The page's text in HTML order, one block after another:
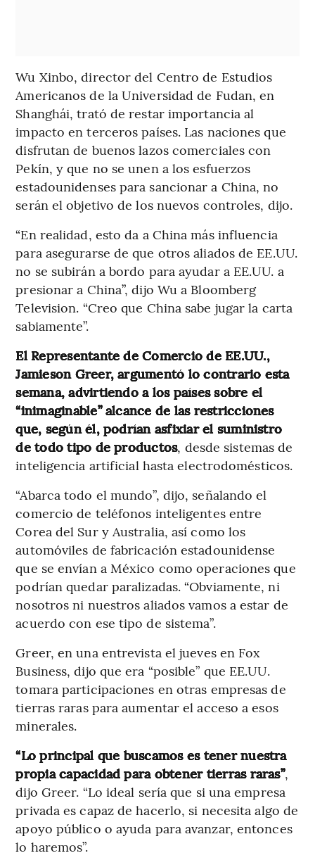
Wu Xinbo, director del Centro de Estudios
Americanos de la Universidad de Fudan, en
Shanghái, trató de restar importancia al
impacto en terceros países. Las naciones que
disfrutan de buenos lazos comerciales con
Pekín, y que no se unen a los esfuerzos
estadounidenses para sancionar a China, no
serán el objetivo de los nuevos controles, dijo.
“En realidad, esto da a China más influencia
para asegurarse de que otros aliados de EE.UU.
no se subirán a bordo para ayudar a EE.UU. a
presionar a China”, dijo Wu a Bloomberg
Television. “Creo que China sabe jugar la carta
sabiamente”.
El Representante de Comercio de EE.UU.,
Jamieson Greer, argumentó lo contrario esta
semana, advirtiendo a los países sobre el
“inimaginable” alcance de las restricciones
que, según él, podrían asfixiar el suministro
de todo tipo de productos, desde sistemas de
inteligencia artificial hasta electrodomésticos.
“Abarca todo el mundo”, dijo, señalando el
comercio de teléfonos inteligentes entre
Corea del Sur y Australia, así como los
automóviles de fabricación estadounidense
que se envían a México como operaciones que
podrían quedar paralizadas. “Obviamente, ni
nosotros ni nuestros aliados vamos a estar de
acuerdo con ese tipo de sistema”.
Greer, en una entrevista el jueves en Fox
Business, dijo que era “posible” que EE.UU.
tomara participaciones en otras empresas de
tierras raras para aumentar el acceso a esos
minerales.
“Lo principal que buscamos es tener nuestra
propia capacidad para obtener tierras raras”,
dijo Greer. “Lo ideal sería que si una empresa
privada es capaz de hacerlo, si necesita algo de
apoyo público o ayuda para avanzar, entonces
lo haremos”.